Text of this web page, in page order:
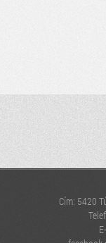
Cím: 5420